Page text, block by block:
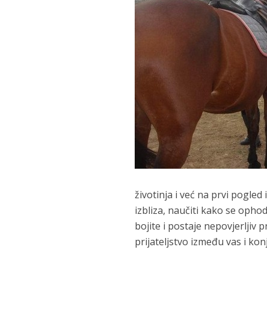
životinja i već na prvi pogled
izbliza, naučiti kako se
bojite i postaje nepovjerljiv
prijateljstvo između vas i